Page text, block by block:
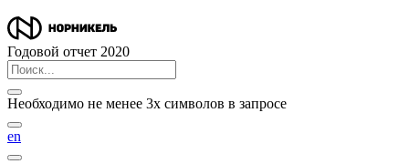
Годовой отчет 2020
Необходимо не менее 3х символов в запросе
en